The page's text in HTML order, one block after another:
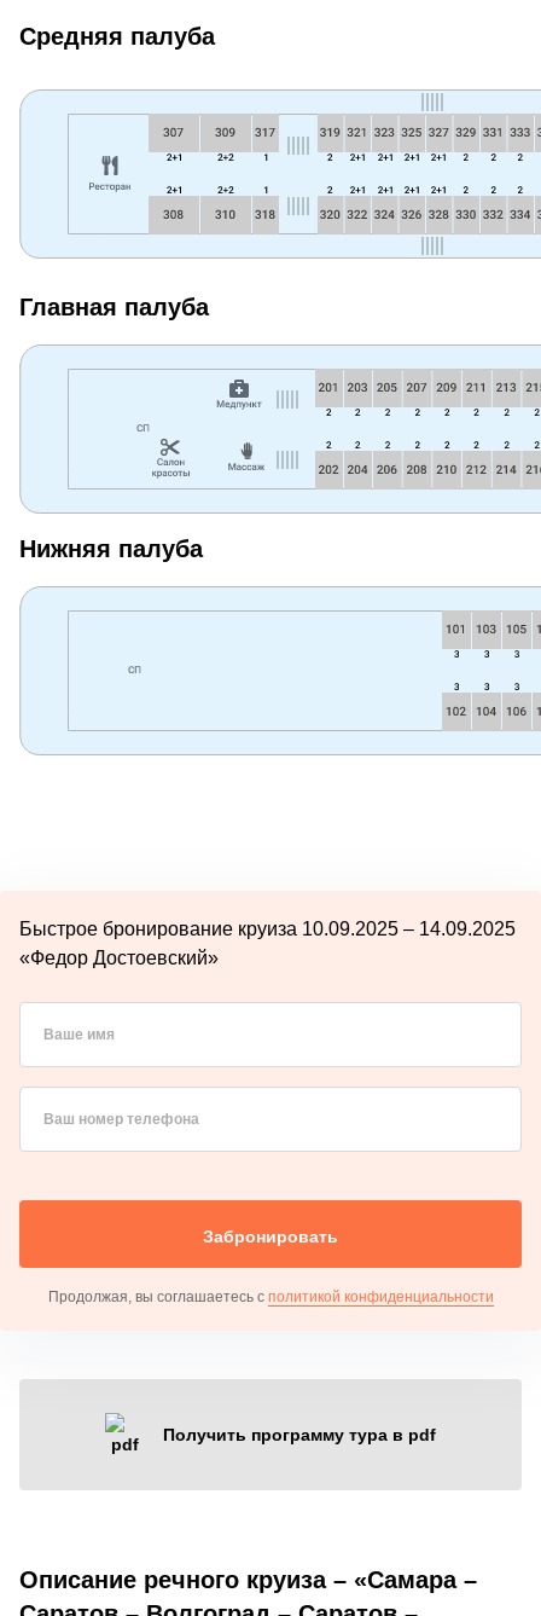
Средняя палуба
Главная палуба
Нижняя палуба
Быстрое бронирование круиза 10.09.2025 – 14.09.2025
«Федор Достоевский»
Ваше имя
Ваш номер телефона
Забронировать
Продолжая, вы соглашаетесь с политикой конфиденциальности
Получить программу тура в pdf
Описание речного круиза – «Самара –